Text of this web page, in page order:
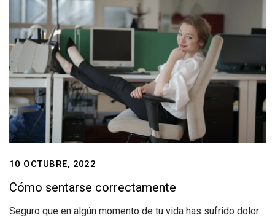
10 OCTUBRE, 2022
Cómo sentarse correctamente
Seguro que en algún momento de tu vida has sufrido dolor